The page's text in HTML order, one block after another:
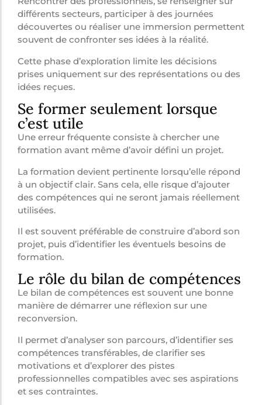
différents secteurs, participer à des journées
découvertes ou réaliser une immersion permettent
souvent de confronter ses idées à la réalité.
Cette phase d’exploration limite les décisions
prises uniquement sur des représentations ou des
idées reçues.
Se former seulement lorsque
c’est utile
Une erreur fréquente consiste à chercher une
formation avant même d’avoir défini un projet.
La formation devient pertinente lorsqu’elle répond
à un objectif clair. Sans cela, elle risque d’ajouter
des compétences qui ne seront jamais réellement
utilisées.
Il est souvent préférable de construire d’abord son
projet, puis d’identifier les éventuels besoins de
formation.
Le rôle du bilan de compétences
Le bilan de compétences est souvent une bonne
manière de démarrer une réflexion sur une
reconversion.
Il permet d’analyser son parcours, d’identifier ses
compétences transférables, de clarifier ses
motivations et d’explorer des pistes
professionnelles compatibles avec ses aspirations
et ses contraintes.